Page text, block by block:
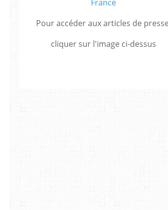
Pour accéder aux articles de
cliquer sur l'image ci-dessus